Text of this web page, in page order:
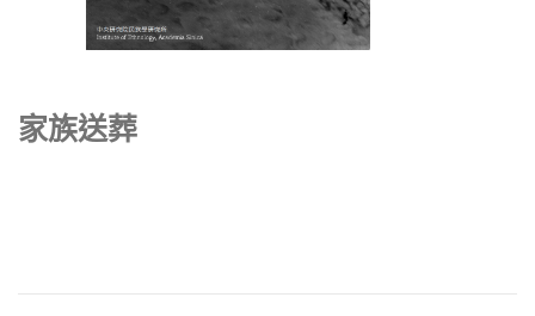
家族送葬